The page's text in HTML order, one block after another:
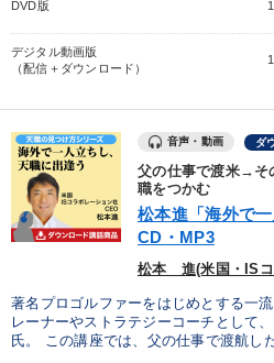
DVD版
デジタル動画版
（配信＋ダウンロード）
音声・動画 ダ
父の仕事で渡米→そ
職をつかむ
松本進「海外で
CD・MP3
松本 進(米国・ISコ
著名プロゴルファーをはじめとする一
レーナーやストラテジーコーチとして
氏。 この講座では、父の仕事で渡航し